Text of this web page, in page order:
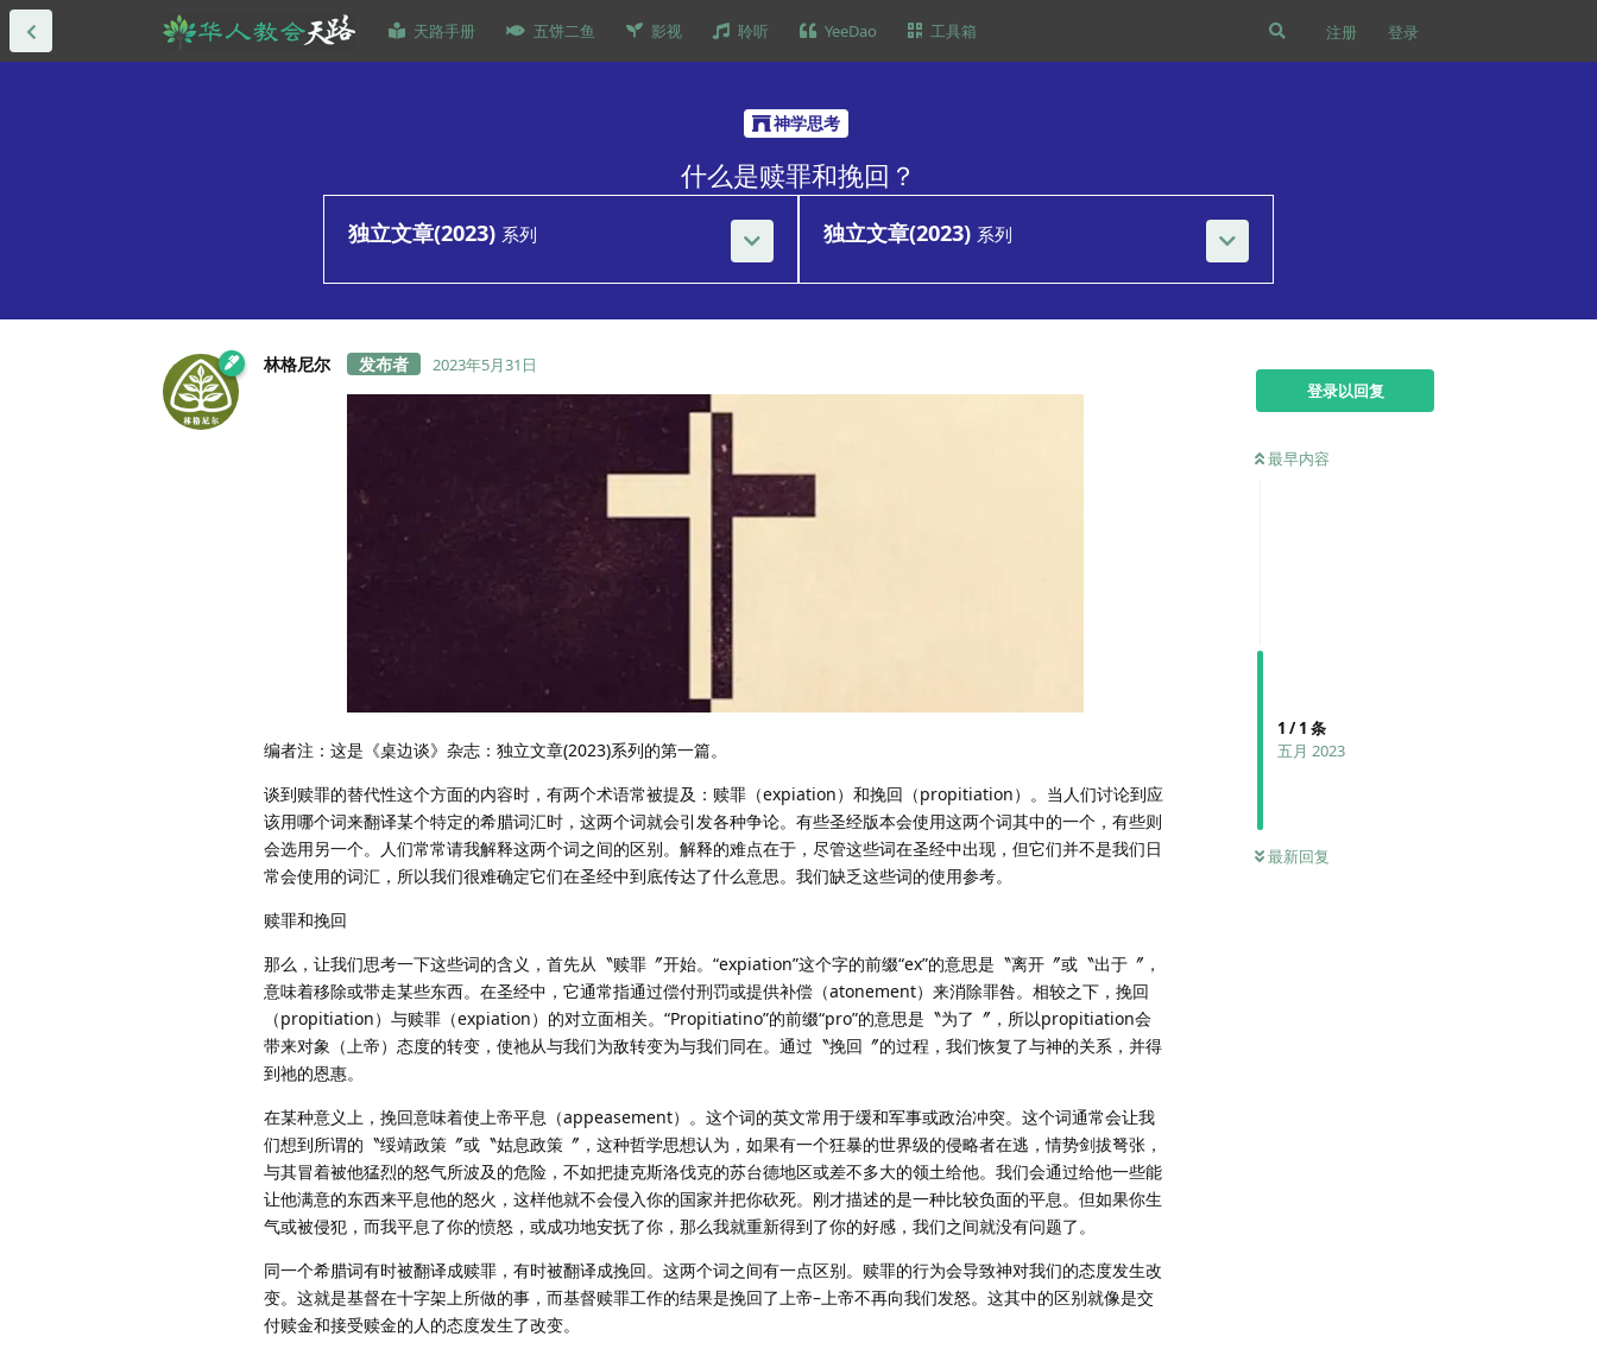
天路手册 五饼二鱼 影视 聆听 YeeDao 工具箱 注册 登录
神学思考
什么是赎罪和挽回？
独立文章(2023) 系列 独立文章(2023) 系列
登录以回复
最早内容
1 /1 条
五月 2023
最新回复
林格尼尔 2023年5月31日
编者注：这是《桌边谈》杂志：独立文章(2023)系列的第一篇。
谈到赎罪的替代性这个方面的内容时，有两个术语常被提及：赎罪（expiation）和挽回（propitiation）。当人们讨论到应
该用哪个词来翻译某个特定的希腊词汇时，这两个词就会引发各种争论。有些圣经版本会使用这两个词其中的一个，有些则
会选用另一个。人们常常请我解释这两个词之间的区别。解释的难点在于，尽管这些词在圣经中出现，但它们并不是我们日
常会使用的词汇，所以我们很难确定它们在圣经中到底传达了什么意思。我们缺乏这些词的使用参考。
赎罪和挽回
那么，让我们思考一下这些词的含义，首先从〝赎罪〞开始。“expiation”这个字的前缀“ex”的意思是〝离开〞或〝出于〞，
意味着移除或带走某些东西。在圣经中，它通常指通过偿付刑罚或提供补偿（atonement）来消除罪咎。相较之下，挽回
（propitiation）与赎罪（expiation）的对立面相关。“Propitiatino”的前缀“pro”的意思是〝为了〞，所以propitiation会
带来对象（上帝）态度的转变，使祂从与我们为敌转变为与我们同在。通过〝挽回〞的过程，我们恢复了与神的关系，并得
到祂的恩惠。
在某种意义上，挽回意味着使上帝平息（appeasement）。这个词的英文常用于缓和军事或政治冲突。这个词通常会让我
们想到所谓的〝绥靖政策〞或〝姑息政策〞，这种哲学思想认为，如果有一个狂暴的世界级的侵略者在逃，情势剑拔弩张，
与其冒着被他猛烈的怒气所波及的危险，不如把捷克斯洛伐克的苏台德地区或差不多大的领土给他。我们会通过给他一些能
让他满意的东西来平息他的怒火，这样他就不会侵入你的国家并把你砍死。刚才描述的是一种比较负面的平息。但如果你生
气或被侵犯，而我平息了你的愤怒，或成功地安抚了你，那么我就重新得到了你的好感，我们之间就没有问题了。
同一个希腊词有时被翻译成赎罪，有时被翻译成挽回。这两个词之间有一点区别。赎罪的行为会导致神对我们的态度发生改
变。这就是基督在十字架上所做的事，而基督赎罪工作的结果是挽回了上帝–上帝不再向我们发怒。这其中的区别就像是交
付赎金和接受赎金的人的态度发生了改变。